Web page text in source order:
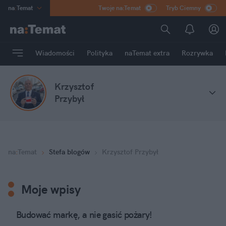
na:Temat
Poland
mama
HERO
Rozrywka
Twoje na:Temat Tryb Ciemny
Wiadomości Polityka naTemat extra Rozrywka
Krzysztof
Przybył
na:Temat Stefa blogów Krzysztof Przybył
Moje wpisy
Budować markę, a nie gasić pożary!